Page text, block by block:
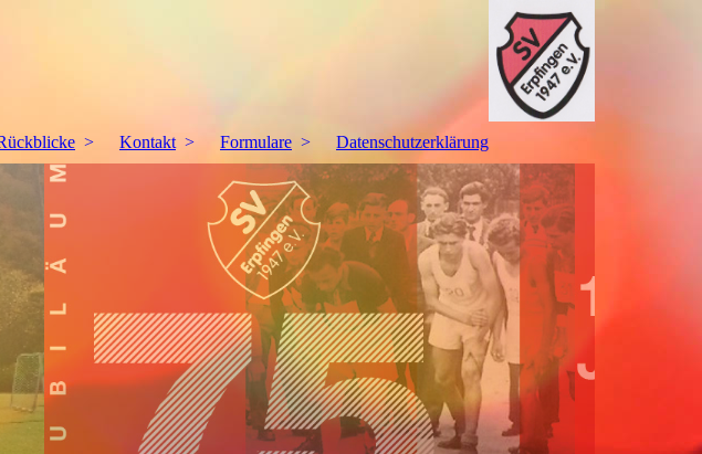
Kontakt Formulare Datenschutzerklärung